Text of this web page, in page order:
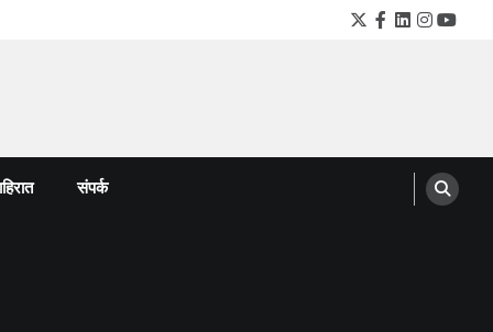
Twitter
Facebook
LinkedIn
संपर्क